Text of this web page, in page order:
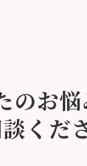
のお悩
くだ